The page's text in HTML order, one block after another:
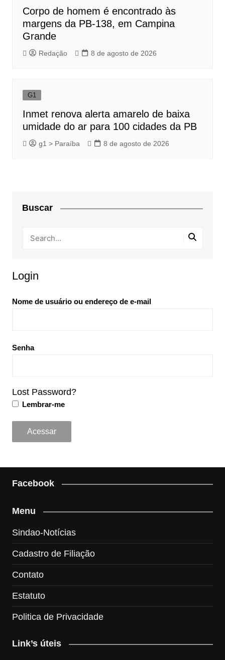
Corpo de homem é encontrado às
margens da PB-138, em Campina
Grande
Redação 8 de agosto de 2026
G1
Inmet renova alerta amarelo de baixa
umidade do ar para 100 cidades da PB
g1 > Paraíba 8 de agosto de 2026
Buscar
Login
Nome de usuário ou endereço de e-mail
Senha
Lost Password?
Lembrar-me
Facebook
Menu
Sindao-Notícias
Cadastro de Filiação
Contato
Estatuto
Politica de Privacidade
Link’s úteis